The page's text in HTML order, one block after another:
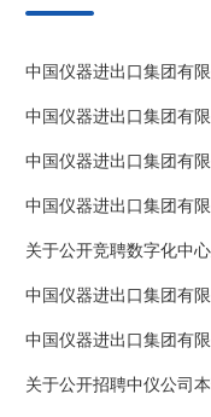
中国仪器进出口集团有
中国仪器进出口集团有
中国仪器进出口集团有
中国仪器进出口集团有
关于公开竞聘数字化中
中国仪器进出口集团有
中国仪器进出口集团有
关于公开招聘中仪公司